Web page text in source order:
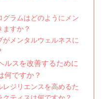
ラムはどのようにメン
ますか？
メンタルウェルネスに
ルスを改善するために
何ですか？
ジリエンスを高めるた